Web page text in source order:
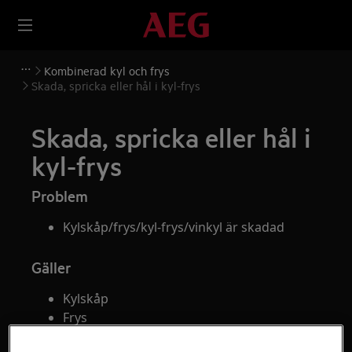
Kombinerad kyl och frys
Skada, spricka eller hål i kyl-frys
Skada, spricka eller hål i
kyl-frys
Problem
Kylskåp/frys/kyl-frys/vinkyl är skadad
Gäller
Kylskåp
Frys